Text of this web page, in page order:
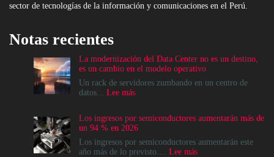
sector de tecnologías de la información y comunicaciones en el Perú.
Notas recientes
La modernización del Data Center no es un destino,
es un cambio en el modelo operativo
Un rack de servidores zumbando en un centro de
datos... Lee más:
del
Data
Center
no
Los ingresos por semiconductores aumentarán más de
un 94 % en 2026
Los ingresos por semiconductores aumentarán este
año más de lo previsto.... Lee más: